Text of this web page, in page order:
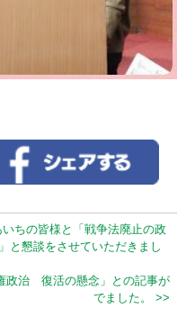
ちの皆様と「戦争法廃止の政
と懇談をさせていただきまし
政治 復活の懸念」との記事が
でました。 >>